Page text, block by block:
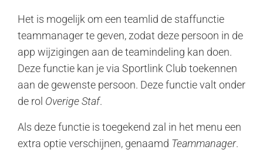
Het is mogelijk om een teamlid de staffunctie
teammanager te geven, zodat deze persoon in de
app wijzigingen aan de teamindeling kan doen.
Deze functie kan je via Sportlink Club toekennen
aan de gewenste persoon. Deze functie valt onder
de rol Overige Staf.
Als deze functie is toegekend zal in het menu een
extra optie verschijnen, genaamd Teammanager.